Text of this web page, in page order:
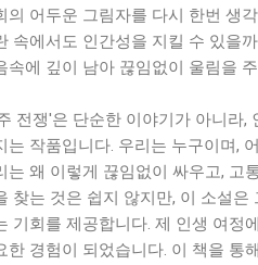
의 어두운 그림자를 다시 한번 생
속에서도 인간성을 지킬 수 있을
속에 깊이 남아 끊임없이 울림을
전쟁'은 단순한 이야기가 아니라,
는 작품입니다. 우리는 누구이며,
는 왜 이렇게 끊임없이 싸우고, 고
찾는 것은 쉽지 않지만, 이 소설
기회를 제공합니다. 제 인생 여정
한 경험이 되었습니다. 이 책을 통